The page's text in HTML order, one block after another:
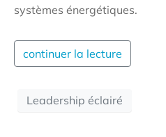
systèmes énergétiques.
continuer la lecture
Leadership éclairé